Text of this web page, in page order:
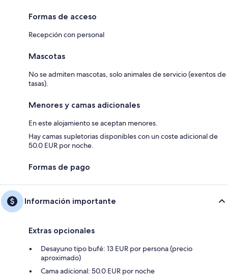
Formas de acceso
Recepción con personal
Mascotas
No se admiten mascotas, solo animales de servicio (exentos de
tasas).
Menores y camas adicionales
En este alojamiento se aceptan menores.
Hay camas supletorias disponibles con un coste adicional de
50.0 EUR por noche.
Formas de pago
Información importante
Extras opcionales
Desayuno tipo bufé: 13 EUR por persona (precio
aproximado)
Cama adicional: 50.0 EUR por noche